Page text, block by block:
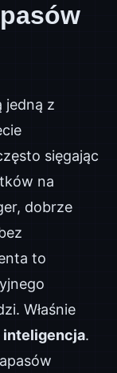
jedną z
sięgając
na
dobrze
to
Właśnie
inteligencja.